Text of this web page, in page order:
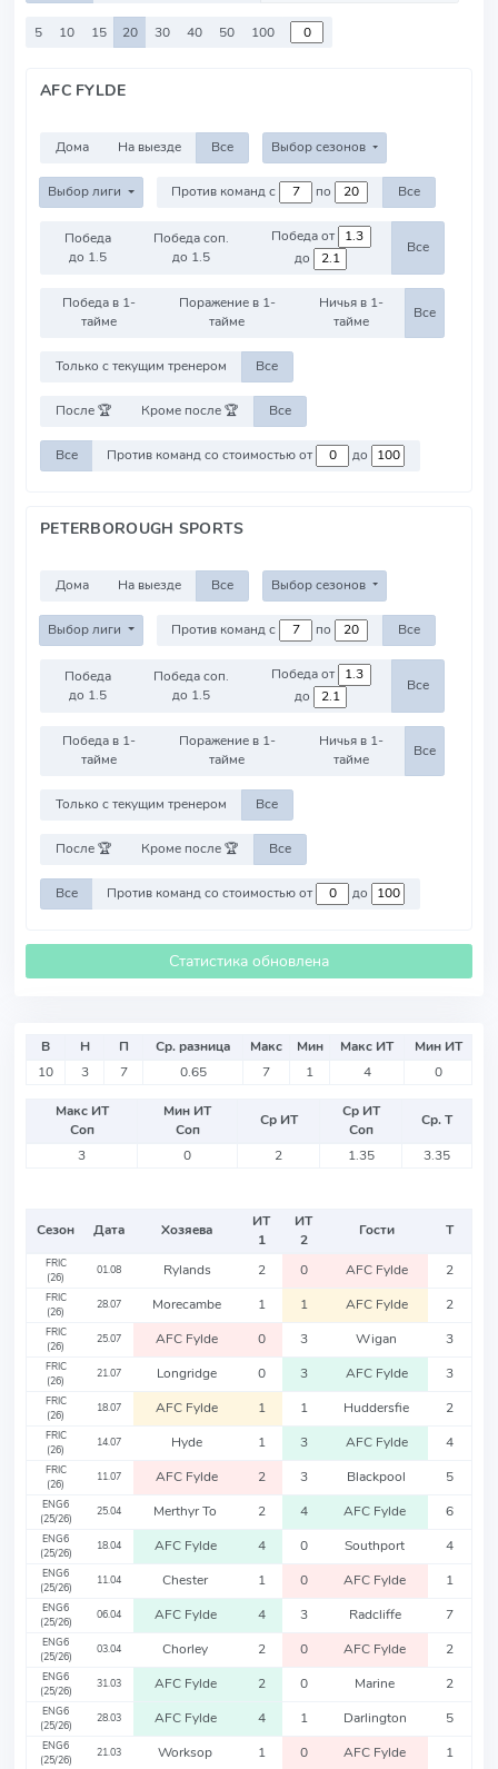
5 10 15 20 30 40 50 100
AFC FYLDE
Дома На выезде Все Выбор сезонов
Выбор лиги Против команд с по Все
Победа
до 1.5
Победа соп.
до 1.5
Победа от
до
Все
Победа в 1-
тайме
Поражение в 1-
тайме
Ничья в 1-
тайме
Все
Только с текущим тренером Все
После 🏆 Кроме после 🏆 Все
Все Против команд со стоимостью от до
PETERBOROUGH SPORTS
Дома На выезде Все Выбор сезонов
Выбор лиги Против команд с по Все
Победа
до 1.5
Победа соп.
до 1.5
Победа от
до
Все
Победа в 1-
тайме
Поражение в 1-
тайме
Ничья в 1-
тайме
Все
Только с текущим тренером Все
После 🏆 Кроме после 🏆 Все
Все Против команд со стоимостью от до
Статистика обновлена
В Н П Ср. разница Макс Мин Макс ИТ
Мин ИТ
10
3 7 0.65 7 1 4 0
Макс ИТ
Соп
Мин ИТ
Соп
Ср ИТ
Ср ИТ
Соп
Ср. Т
3
0 2 1.35 3.35
Сезон Дата Хозяева
ИТ
1
ИТ
2
Гости Т
FRIC
(26)
01.08 Rylands 2 0 AFC Fylde 2
FRIC
(26)
28.07 Morecambe 1 1 AFC Fylde 2
FRIC
(26)
25.07 AFC Fylde 0 3 Wigan 3
FRIC
(26)
21.07 Longridge 0 3 AFC Fylde 3
FRIC
(26)
18.07 AFC Fylde 1 1 Huddersfie 2
FRIC
(26)
14.07 Hyde 1 3 AFC Fylde 4
FRIC
(26)
11.07 AFC Fylde 2 3 Blackpool 5
ENG6
(25/26)
25.04 Merthyr To 2 4 AFC Fylde 6
ENG6
(25/26)
18.04 AFC Fylde 4 0 Southport 4
ENG6
(25/26)
11.04 Chester 1 0 AFC Fylde 1
ENG6
(25/26)
06.04 AFC Fylde 4 3 Radcliffe 7
ENG6
(25/26)
03.04 Chorley 2 0 AFC Fylde 2
ENG6
(25/26)
31.03 AFC Fylde 2 0 Marine 2
ENG6
(25/26)
28.03 AFC Fylde 4 1 Darlington 5
ENG6
(25/26)
21.03 Worksop 1 0 AFC Fylde 1